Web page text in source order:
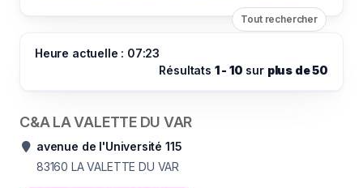
Tout rechercher
Heure actuelle : 07:23
Résultats 1 - 10 sur plus de 50
C&A LA VALETTE DU VAR
avenue de l'Université 115
83160 LA VALETTE DU VAR